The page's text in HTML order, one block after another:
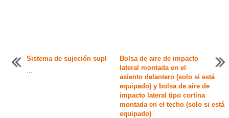
Sistema de sujeción supl
...
Bolsa de aire de impacto
lateral montada en el
asiento delantero (solo si está
equipado) y bolsa de aire de
impacto lateral tipo cortina
montada en el techo (solo si está
equipado)